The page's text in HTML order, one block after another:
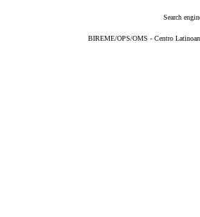
Search
BIREME/OPS/OMS - Centro